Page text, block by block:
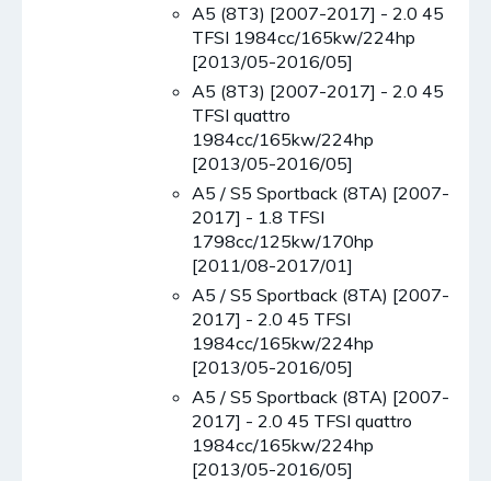
A5 (8T3) [2007-2017] - 2.0 45
TFSI 1984cc/165kw/224hp
[2013/05-2016/05]
A5 (8T3) [2007-2017] - 2.0 45
TFSI quattro
1984cc/165kw/224hp
[2013/05-2016/05]
A5 / S5 Sportback (8TA) [2007-
2017] - 1.8 TFSI
1798cc/125kw/170hp
[2011/08-2017/01]
A5 / S5 Sportback (8TA) [2007-
2017] - 2.0 45 TFSI
1984cc/165kw/224hp
[2013/05-2016/05]
A5 / S5 Sportback (8TA) [2007-
2017] - 2.0 45 TFSI quattro
1984cc/165kw/224hp
[2013/05-2016/05]